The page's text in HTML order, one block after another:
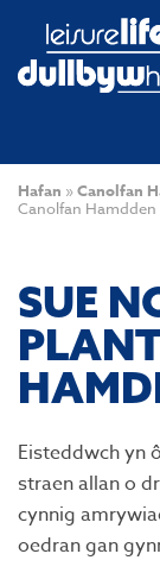
Hafan » Canolfan
Canolfan Hamdden
SUE
Eisteddwch yn
straen allan o
cynnig
oedran gan